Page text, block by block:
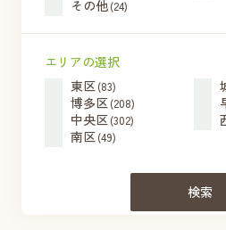
その他(24)
エリアの選択
東区(83)
博多区(208)
中央区(302)
南区(49)
検索